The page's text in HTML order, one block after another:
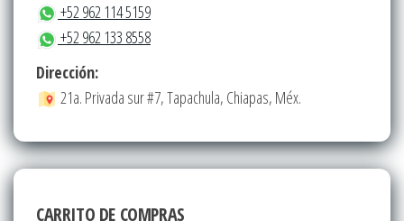
+52 962 114 5159
+52 962 133 8558
Dirección:
21a. Privada sur #7, Tapachula, Chiapas, Méx.
CARRITO DE COMPRAS